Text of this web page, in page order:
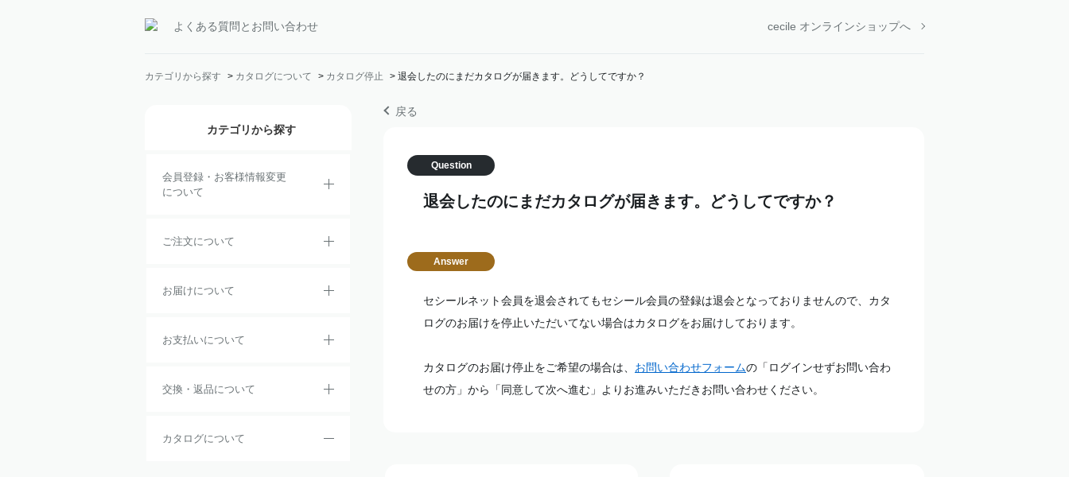
よくある質問とお問い合わせ cecile オンラインショップへ
カテゴリから探す > カタログについて > カタログ停止 > 退会したのにまだカタログが届きます。どうしてですか？
カテゴリから探す
会員登録・お客様情報変更
について
ご注文について
お届けについて
お支払いについて
交換・返品について
カタログについて
戻る
退会したのにまだカタログが届きます。どうしてですか？
セシールネット会員を退会されてもセシール会員の登録は退会となっておりませんので、カタ
ログのお届けを停止いただいてない場合はカタログをお届けしております。
カタログのお届け停止をご希望の場合は、 お問い合わせフォームの「ログインせずお問い合わ
せの方」から「同意して次へ進む」よりお進みいただきお問い合わせください。